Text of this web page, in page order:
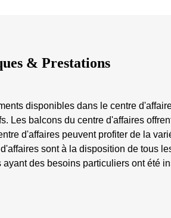
& Prestations
disponibles dans le centre
Les balcons du centre d'affaires
d'affaires peuvent profiter de la
sont à la disposition de tous
des besoins particuliers ont été